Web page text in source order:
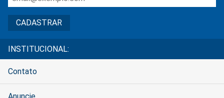
INSTITUCIONAL:
Contato
Anuncie